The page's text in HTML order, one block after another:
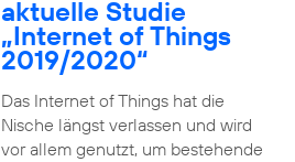
aktuelle Studie
„Internet of Things
2019/2020“
Das Internet of Things hat die
Nische längst verlassen und wird
vor allem genutzt, um bestehende